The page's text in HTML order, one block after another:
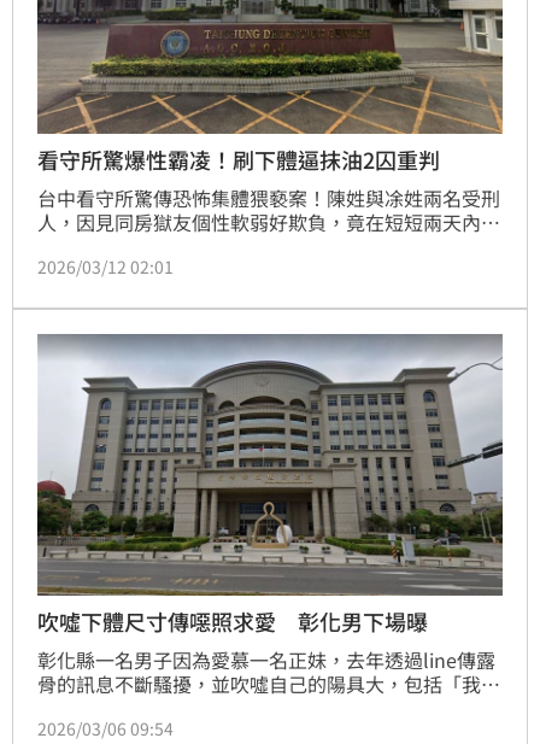
看守所驚爆性霸凌！刷下體逼抹油2囚重判
台中看守所驚傳恐怖集體猥褻案！陳姓與凃姓兩名受刑
人，因見同房獄友個性軟弱好欺負，竟在短短兩天內發
中高分院二審認為兩人手段惡劣、毫無悔意，判處駁回
2026/03/12 02:01
吹噓下體尺寸傳噁照求愛 彰化男下場曝
彰化縣一名男子因為愛慕一名正妹，去年透過line傳露
骨的訊息不斷騷擾，並吹噓自己的陽具大，包括「我有
婚」，讓正妹看了心生畏懼立即報警。彰化地院依跟蹤
2026/03/06 09:54